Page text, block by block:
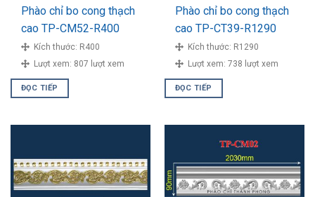
Phào chỉ bo cong thạch
cao TP-CM52-R400
Kích thước: R400
Lượt xem: 807 lượt xem
ĐỌC TIẾP
Phào chỉ bo cong thạch
cao TP-CT39-R1290
Kích thước: R1290
Lượt xem: 738 lượt xem
ĐỌC TIẾP